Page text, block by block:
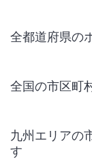
全都道府県の
全国の市区町
九州エリアの
す